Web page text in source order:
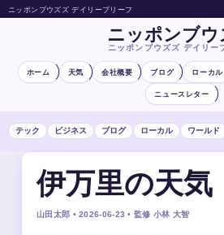
ニッポンブウズズ デイリーブリーフ
ニッポンブ
ニッポンブウズズ デイリー
ホーム 天気 会社概要 ブログ ローカル
ニュースレター
テック ビジネス ブログ ローカル ワールド
伊万里の天気
山田太郎 • 2026-06-23 • 監修 小林 大智